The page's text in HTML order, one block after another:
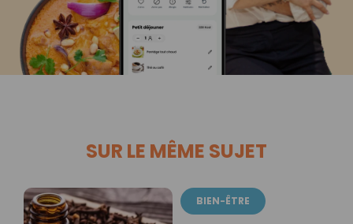
SUR LE MÊME SUJET
BIEN-ÊTRE